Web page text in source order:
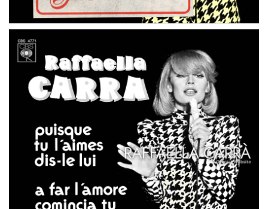
45 GIRI
PUSIQUE TU L’ AIMES DIS-LE LUI